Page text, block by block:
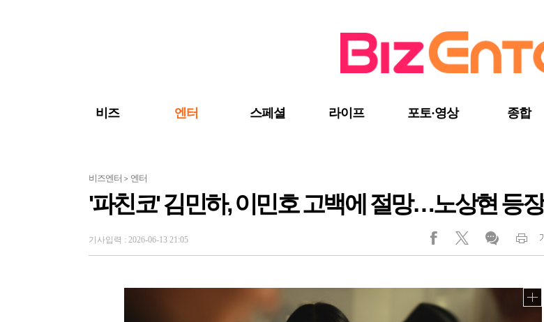
비즈 엔터 스페셜 라이프 포토·영상 종합
비즈엔터 > 엔터
'파친코' 김민하, 이민호 고백에 절망…노상현 등장
기사입력 : 2026-06-13 21:05